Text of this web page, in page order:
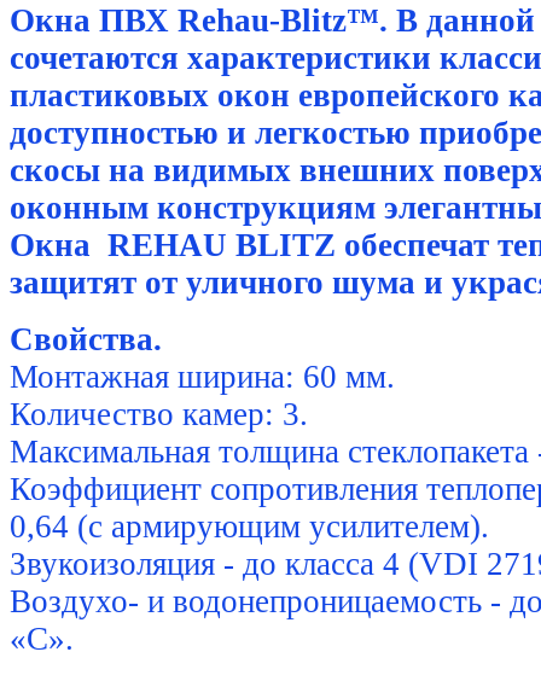
Окна ПВХ Rehau-Blitz™. В данной
сочетаются характеристики
пластиковых окон европейского
доступностью и легкостью
скосы на видимых внешних
оконным конструкциям
Окна REHAU BLITZ обеспечат
защитят от уличного шума и
Свойства.
Монтажная ширина: 60 мм.
Количество камер: 3.
Максимальная толщина
Коэффициент сопротивления
0,64 (с армирующим усилителем).
Звукоизоляция - до класса 4 (VDI
Воздухо- и водонепроницаемость -
«С».